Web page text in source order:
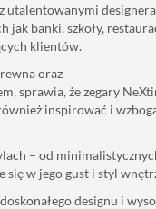
utalentowanymi
banki, szkoły,
klientów.
oraz
sprawia, że zegary
inspirować i
– od
się w jego gust i styl
designu i